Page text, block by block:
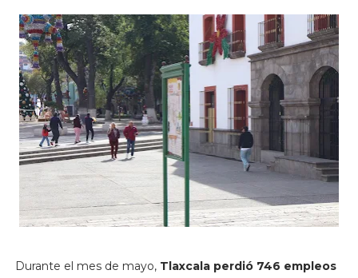
Durante el mes de mayo, Tlaxcala perdió 746 empleos